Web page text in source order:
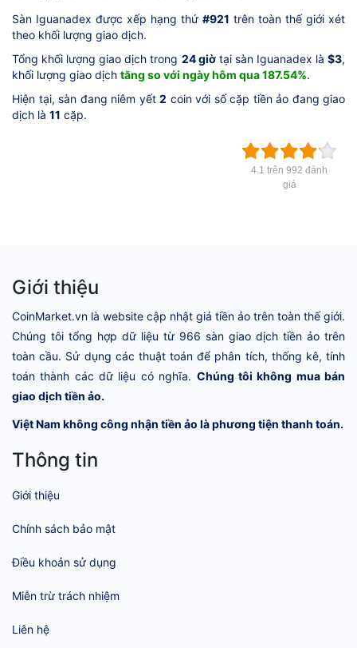
Sàn Iguanadex được xếp hạng thứ #921 trên toàn thế giới xét
theo khối lượng giao dịch.
Tổng khối lượng giao dịch trong 24 giờtại sàn Iguanadex là$3,
khối lượng giao dịch tăng so với ngày hôm qua 187.54%.
Hiện tại, sàn đang niêm yết 2 coin với số cặp tiền ảo đang giao
dịch là 11 cặp.
4.1 trên 992 đánh
giá
Giới thiệu
CoinMarket.vn là website cập nhật giá tiền ảo trên toàn thế giới.
Chúng tôi tổng hợp dữ liệu từ 966 sàn giao dịch tiền ảo trên
toàn cầu. Sử dụng các thuật toán để phân tích, thống kê, tính
toán thành các dữ liệu có nghĩa. Chúng tôi không mua bán
giao dịch tiền ảo.
Việt Nam không công nhận tiền ảo là phương tiện thanh toán.
Thông tin
Giới thiệu
Chính sách bảo mật
Điều khoản sử dụng
Miễn trừ trách nhiệm
Liên hệ